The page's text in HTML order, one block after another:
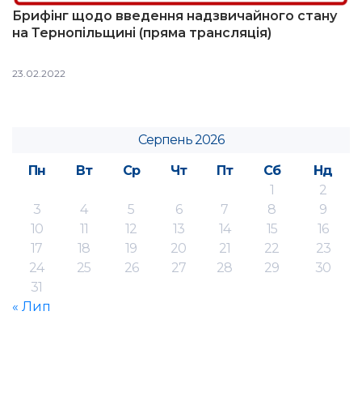
Брифінг щодо введення надзвичайного стану
на Тернопільщині (пряма трансляція)
23.02.2022
Серпень 2026
Пн
Вт Ср Чт Пт Сб
Нд
1
2
3
4 5 6 7 8
9
10
11 12 13 14 15
16
17
18 19 20 21 22
23
24
25 26 27 28 29
30
31
« Лип